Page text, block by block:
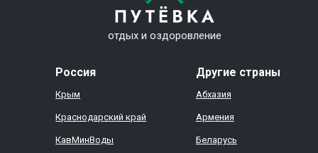
отдых и оздоровление
Россия
Крым
Краснодарский край
КавМинВоды
Другие страны
Абхазия
Армения
Беларусь